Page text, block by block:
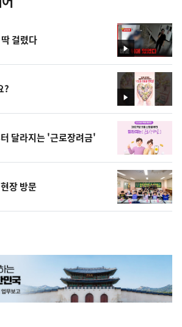
영
상
걸렸다
영
상
?
달라지는 '근로장려금'
장 방문